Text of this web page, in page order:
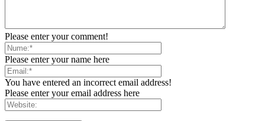
Please enter your comment!
Please enter your name here
You have entered an incorrect email address!
Please enter your email address here